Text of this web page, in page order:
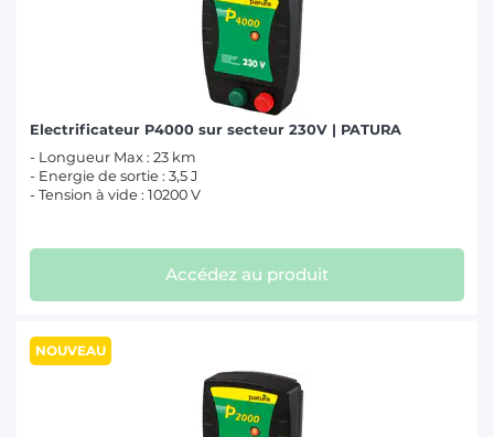
Electrificateur P4000 sur secteur 230V | PATURA
- Longueur Max : 23 km
- Energie de sortie : 3,5 J
- Tension à vide : 10200 V
Accédez au produit
NOUVEAU